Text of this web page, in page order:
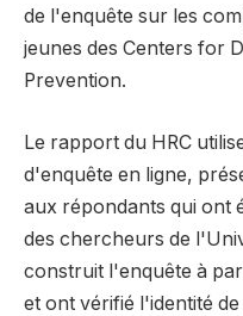
de l'enquête sur les
jeunes des Centers for
Prevention.
Le rapport du HRC
d'enquête en ligne,
aux répondants qui ont
des chercheurs de
construit l'enquête à
et ont vérifié l'identité